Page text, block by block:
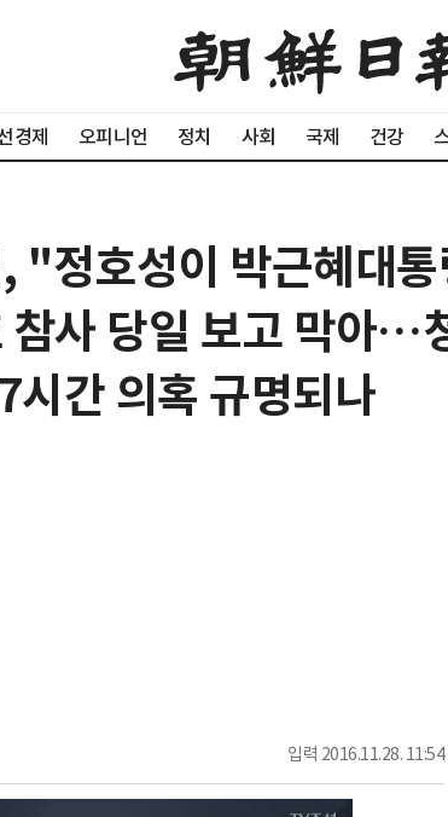
경제 오피니언 정치 사회 국제 건강
"정호성이 박근혜대
참사 당일 보고 막아…
간 의혹 규명되나
입력 2016.11.28. 11:54